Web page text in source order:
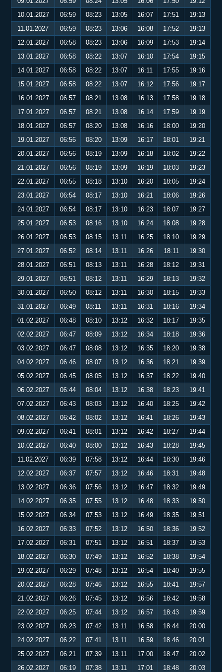
10.01.2027
06:59 08:23 13:05 16:07 17:51
19:13
11.01.2027
06:59 08:23 13:06 16:08 17:52
19:13
12.01.2027
06:58 08:23 13:06 16:09 17:53
19:14
13.01.2027
06:58 08:22 13:07 16:10 17:54
19:15
14.01.2027
06:58 08:22 13:07 16:11 17:55
19:16
15.01.2027
06:58 08:22 13:07 16:12 17:56
19:17
16.01.2027
06:57 08:21 13:08 16:13 17:58
19:18
17.01.2027
06:57 08:21 13:08 16:14 17:59
19:19
18.01.2027
06:57 08:20 13:08 16:16 18:00
19:20
19.01.2027
06:56 08:20 13:09 16:17 18:01
19:21
20.01.2027
06:56 08:19 13:09 16:18 18:02
19:22
21.01.2027
06:56 08:19 13:09 16:19 18:03
19:23
22.01.2027
06:55 08:18 13:10 16:20 18:05
19:24
23.01.2027
06:54 08:17 13:10 16:21 18:06
19:26
24.01.2027
06:54 08:17 13:10 16:23 18:07
19:27
25.01.2027
06:53 08:16 13:10 16:24 18:08
19:28
26.01.2027
06:53 08:15 13:11 16:25 18:10
19:29
27.01.2027
06:52 08:14 13:11 16:26 18:11
19:30
28.01.2027
06:51 08:13 13:11 16:28 18:12
19:31
29.01.2027
06:51 08:12 13:11 16:29 18:13
19:32
30.01.2027
06:50 08:12 13:11 16:30 18:15
19:33
31.01.2027
06:49 08:11 13:11 16:31 18:16
19:34
01.02.2027
06:48 08:10 13:12 16:32 18:17
19:35
02.02.2027
06:47 08:09 13:12 16:34 18:18
19:36
03.02.2027
06:47 08:08 13:12 16:35 18:20
19:38
04.02.2027
06:46 08:07 13:12 16:36 18:21
19:39
05.02.2027
06:45 08:05 13:12 16:37 18:22
19:40
06.02.2027
06:44 08:04 13:12 16:38 18:23
19:41
07.02.2027
06:43 08:03 13:12 16:40 18:25
19:42
08.02.2027
06:42 08:02 13:12 16:41 18:26
19:43
09.02.2027
06:41 08:01 13:12 16:42 18:27
19:44
10.02.2027
06:40 08:00 13:12 16:43 18:28
19:45
11.02.2027
06:39 07:58 13:12 16:44 18:30
19:46
12.02.2027
06:37 07:57 13:12 16:46 18:31
19:48
13.02.2027
06:36 07:56 13:12 16:47 18:32
19:49
14.02.2027
06:35 07:55 13:12 16:48 18:33
19:50
15.02.2027
06:34 07:53 13:12 16:49 18:35
19:51
16.02.2027
06:33 07:52 13:12 16:50 18:36
19:52
17.02.2027
06:31 07:51 13:12 16:51 18:37
19:53
18.02.2027
06:30 07:49 13:12 16:52 18:38
19:54
19.02.2027
06:29 07:48 13:12 16:54 18:40
19:55
20.02.2027
06:28 07:46 13:12 16:55 18:41
19:57
21.02.2027
06:26 07:45 13:12 16:56 18:42
19:58
22.02.2027
06:25 07:44 13:12 16:57 18:43
19:59
23.02.2027
06:23 07:42 13:11 16:58 18:44
20:00
24.02.2027
06:22 07:41 13:11 16:59 18:46
20:01
25.02.2027
06:21 07:39 13:11 17:00 18:47
20:02
26.02.2027
06:19 07:38 13:11 17:01 18:48
20:03